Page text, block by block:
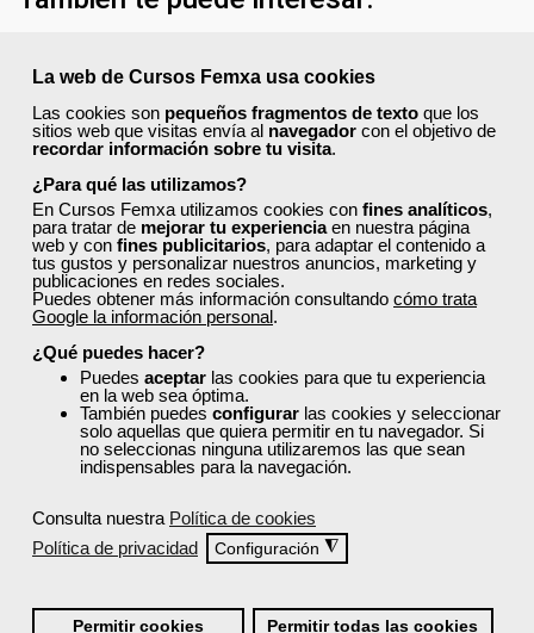
La web de Cursos Femxa usa cookies
Las cookies son pequeños fragmentos de texto que los
sitios web que visitas envía al navegador con el objetivo de
recordar información sobre tu visita.
¿Para qué las utilizamos?
En Cursos Femxa utilizamos cookies con fines analíticos,
para tratar de mejorar tu experienciaen nuestra página
web y con fines publicitarios, para adaptar el contenido a
tus gustos y personalizar nuestros anuncios, marketing y
publicaciones en redes sociales.
Puedes obtener más información consultando cómo trata
Google la información personal.
¿Qué puedes hacer?
Puedes aceptar las cookies para que tu experiencia
en la web sea óptima.
También puedes configurar las cookies y seleccionar
solo aquellas que quiera permitir en tu navegador. Si
no seleccionas ninguna utilizaremos las que sean
indispensables para la navegación.
Consulta nuestra Política de cookies
Política de privacidad
Configuración ◮
Permitir cookies Permitir todas las cookies